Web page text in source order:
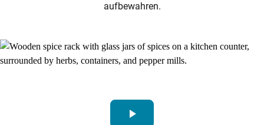
aufbewahren.
play_arrow